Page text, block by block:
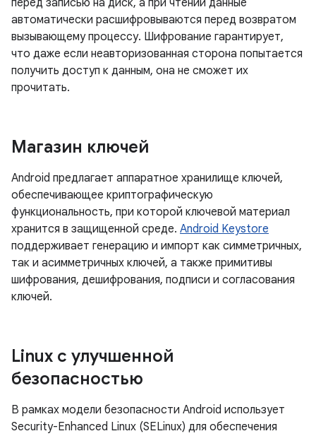
перед записью на диск, а при чтении данные
автоматически расшифровываются перед возвратом
вызывающему процессу. Шифрование гарантирует,
что даже если неавторизованная сторона попытается
получить доступ к данным, она не сможет их
прочитать.
Магазин ключей
Android предлагает аппаратное хранилище ключей,
обеспечивающее криптографическую
функциональность, при которой ключевой материал
хранится в защищенной среде. Android Keystore
поддерживает генерацию и импорт как симметричных,
так и асимметричных ключей, а также примитивы
шифрования, дешифрования, подписи и согласования
ключей.
Linux с улучшенной
безопасностью
В рамках модели безопасности Android использует
Security-Enhanced Linux (SELinux) для обеспечения